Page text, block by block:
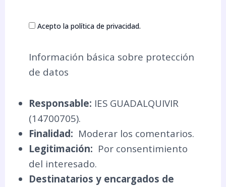
Acepto la política de privacidad.
Información básica sobre protección
de datos
Responsable: IES GUADALQUIVIR
(14700705).
Finalidad: Moderar los comentarios.
Legitimación: Por consentimiento
del interesado.
Destinatarios y encargados de